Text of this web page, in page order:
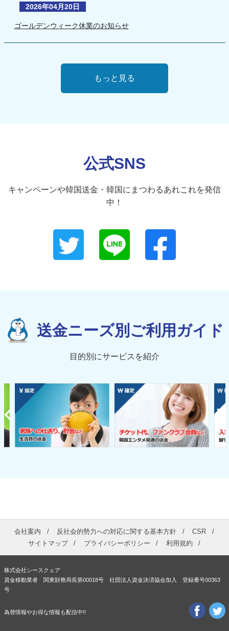
2026年04月20日
ゴールデンウィーク休業のお知らせ
もっと見る
公式SNS
キャンペーンや韓国送金・韓国にまつわるあれこれを発信
中！
送金ニーズ別ご利用ガイド
目的別にサービスを紹介
会社案内 反社会的勢力への対応に関する基本方針
CSR
サイトマップ
プライバシーポリシー 利用規約
株式会社シースクェア
資金移動業者 関東財務局長第00018号 社団法人資金決済協会加入 登録番号00363
号
為替情報やお得な情報も配信中!!